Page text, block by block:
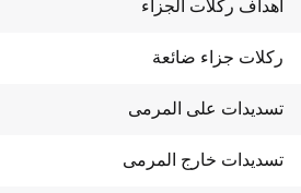
أهداف ركلات الجزاء
ركلات جزاء ضائعة
تسديدات على المرمى
تسديدات خارج المرمى